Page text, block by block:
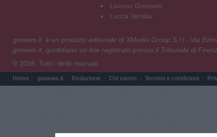
Livorno Grosseto
Lucca Versilia
gonews.it è un prodotto editoriale di XMedia Group S.r.l - Via
gonews.it, quotidiano on line registrato presso il Tribunale di
© 2016. Tutti i diritti riservati.
Home gonews.it Redazione Chi siamo Termini e condizioni